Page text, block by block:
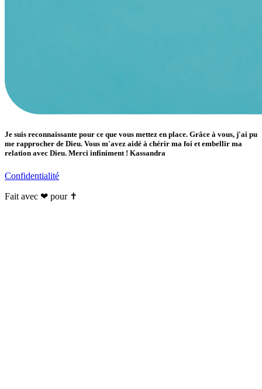
Je suis reconnaissante pour ce que vous mettez en place. Grâce à vous, j'ai pu
me rapprocher de Dieu. Vous m'avez aidé à chérir ma foi et embellir ma
relation avec Dieu. Merci infiniment ! Kassandra
Confidentialité
Fait avec ❤ pour ✝️️